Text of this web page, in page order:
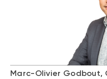
Marc-Olivier Godbout,